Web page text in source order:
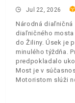
Jul 22, 2026
Národná
diaľničného
do Žiliny. Úsek je
minulého týždňa.
predpokladalo
Most je v
Motoristom slúži